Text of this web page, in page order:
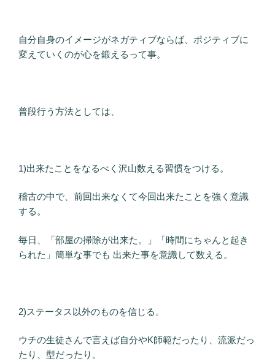
自分自身のイメージがネガティブならば、ポジティブに
変えていくのが心を鍛えるって事。
普段行う方法としては、
1)出来たことをなるべく沢山数える習慣をつける。
稽古の中で、前回出来なくて今回出来たことを強く意識
する。
毎日、「部屋の掃除が出来た。」「時間にちゃんと起き
られた」簡単な事でも 出来た事を意識して数える。
2)ステータス以外のものを信じる。
ウチの生徒さんで言えば自分やK師範だったり、流派だっ
たり、型だったり。